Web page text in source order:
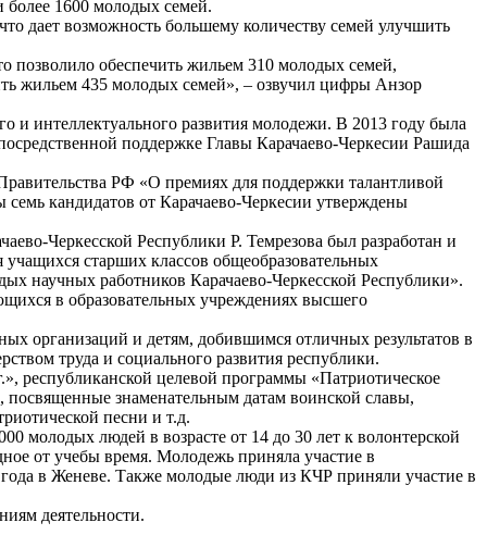
1600 молодых семей.
дает возможность большему количеству семей улучшить
позволило обеспечить жильем 310 молодых семей,
жильем 435 молодых семей», – озвучил цифры Анзор
и интеллектуального развития молодежи. В 2013 году была
поддержке Главы Карачаево-Черкесии Рашида
РФ «О премиях для поддержки талантливой
кандидатов от Карачаево-Черкесии утверждены
Черкесской Республики Р. Темрезова был разработан и
старших классов общеобразовательных
научных работников Карачаево-Черкесской Республики».
в образовательных учреждениях высшего
организаций и детям, добившимся отличных результатов в
труда и социального развития республики.
республиканской целевой программы «Патриотическое
посвященные знаменательным датам воинской славы,
песни и т.д.
молодых людей в возрасте от 14 до 30 лет к волонтерской
от учебы время. Молодежь приняла участие в
в Женеве. Также молодые люди из КЧР приняли участие в
деятельности.